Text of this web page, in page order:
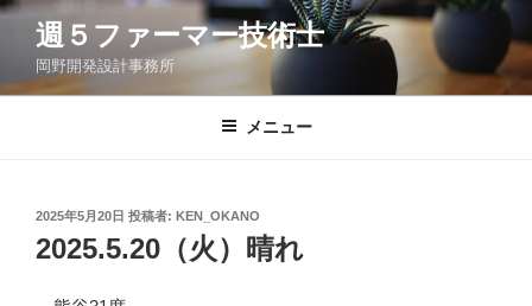
コ
ン
週５ファーマー技術士
岡野開発設計事務所
メニュー
投
稿
日:
2025年5月20日 投稿者: KEN_OKANO
2025.5.20（火）晴れ